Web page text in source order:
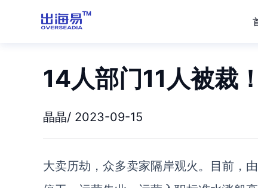
14人部门11人被裁
晶晶/ 2023-09-15
大卖历劫，众多卖家隔岸观火。目前，